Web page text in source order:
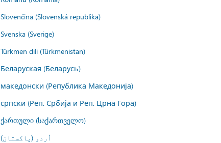
Slovenčina (Slovenská republika)
Svenska (Sverige)
Türkmen dili (Türkmenistan)
Беларуская (Беларусь)
македонски (Република Македонија)
српски (Реп. Србија и Реп. Црна Гора)
ქართული (საქართველო)
اُردو (پاکستان)